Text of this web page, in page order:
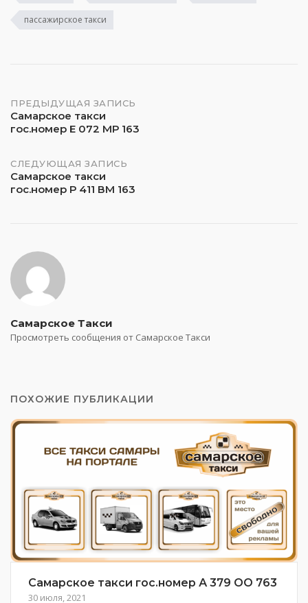
пассажирское такси
Навигация
по
записям
ПРЕДЫДУЩАЯ ЗАПИСЬ
Самарское такси
гос.номер Е 072 МР 163
СЛЕДУЮЩАЯ ЗАПИСЬ
Самарское такси
гос.номер Р 411 ВМ 163
Самарское Такси
Просмотреть сообщения от Самарское Такси
ПОХОЖИЕ ПУБЛИКАЦИИ
Самарское такси гос.номер А 379 ОО 763
30 июля, 2021